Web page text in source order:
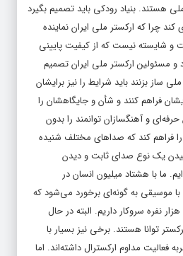
هستند. بنیاد رودکی باید تصمیم بگیرد
چرا که ارکستر ملی ایران نماینده
و شایسته نیست که از کیفیت پایینی
و مسئولین ارکستر ملی ایران تصمیم
ساز بزنند باید شرایط را نیز برایشان
فراهم کنند و شأن و جایگاهشان را
و آهنگسازان توانمند را بدون
فراهم کند که صداهای مختلف شنیده
یک نوع صدای ثابت و دیدن
ما با هشتاد میلیون انسان در
با موسیقی به گونه‌ای برخورد می‌شود که
نفره سروکار داریم. البته در حال
توانا هستند. برخی نیز بسیار با
فعالیت مداوم ارکسترال داشته‌اند. اما